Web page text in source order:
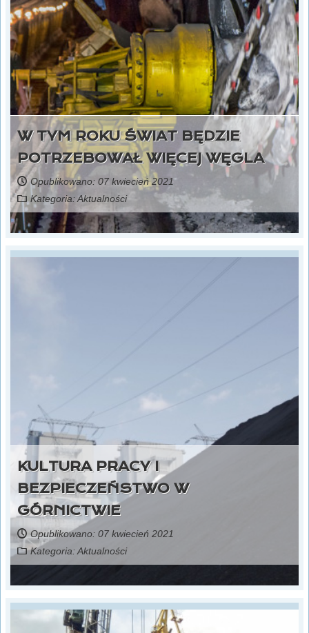
W TYM ROKU ŚWIAT BĘDZIE
POTRZEBOWAŁ WIĘCEJ WĘGLA
Opublikowano: 07 kwiecień 2021
Kategoria:Aktualności
KULTURA PRACY I
BEZPIECZEŃSTWO W
GÓRNICTWIE
Opublikowano: 07 kwiecień 2021
Kategoria:Aktualności